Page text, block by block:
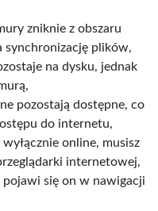
zniknie z obszaru
synchronizację plików,
na dysku, jednak
pozostają dostępne, co
do internetu,
online, musisz
internetowej,
się on w nawigacji